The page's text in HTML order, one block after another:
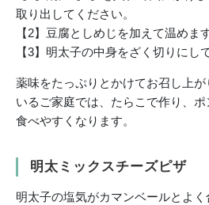
取り出してください。
【2】豆腐としめじを加えて温めます
【3】明太子の中身をざく切りにし
薬味をたっぷりとかけてお召し上
いるご家庭では、たらこで作り、ポ
食べやすくなります。
明太ミックスチーズピザ
明太子の塩気がカマンベールとよ